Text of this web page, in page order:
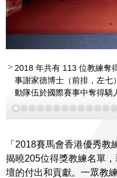
2018 年共有 113 位教練奪
事謝家德博士（前排，左七
動隊伍於國際賽事中奪得驕
「2018賽馬會香港優秀教
揭曉205位得獎教練名單
壇的付出和貢獻。一眾教